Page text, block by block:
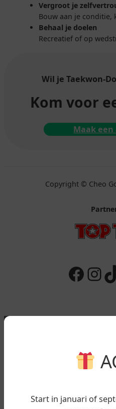
Vergroot je
Bouw aan je
Behaal je doelen
Recreatief of op
Wil je Taekwon-Do
Kom voor
Maak
Copyright © Cheo
Facebook InstagramTikTok
Start in januari of